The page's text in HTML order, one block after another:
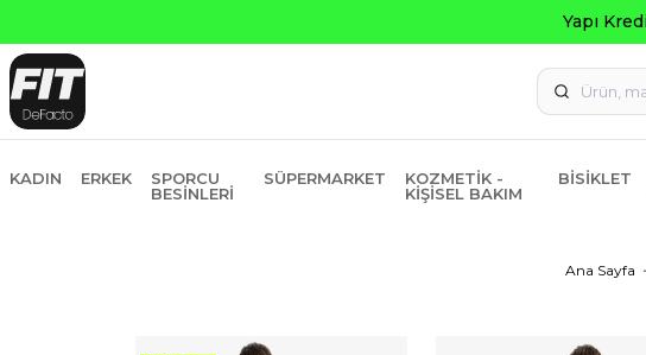
KADIN ERKEK
SPORCU
BESINLERI
SÜPERMARKET
KOZMETIK -
KIŞISEL BAKIM
BISIKLET
Ana Sayfa